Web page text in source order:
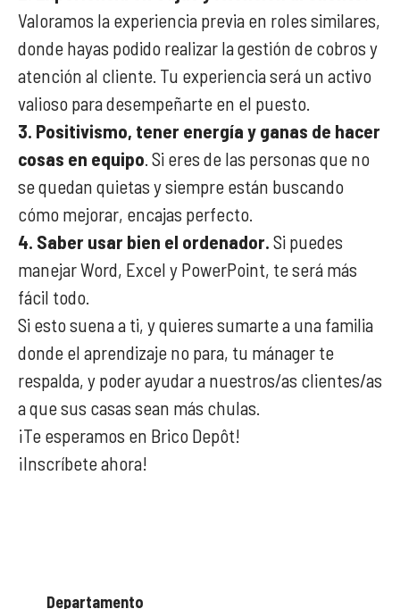
Valoramos la experiencia previa en roles similares,
donde hayas podido realizar la gestión de cobros y
atención al cliente. Tu experiencia será un activo
valioso para desempeñarte en el puesto.
3. Positivismo, tener energía y ganas de hacer
cosas en equipo. Si eres de las personas que no
se quedan quietas y siempre están buscando
cómo mejorar, encajas perfecto.
4. Saber usar bien el ordenador. Si puedes
manejar Word, Excel y PowerPoint, te será más
fácil todo.
Si esto suena a ti, y quieres sumarte a una familia
donde el aprendizaje no para, tu mánager te
respalda, y poder ayudar a nuestros/as clientes/as
a que sus casas sean más chulas.
¡Te esperamos en Brico Depôt!
¡Inscríbete ahora!
Departamento